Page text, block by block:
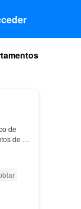
de
de la